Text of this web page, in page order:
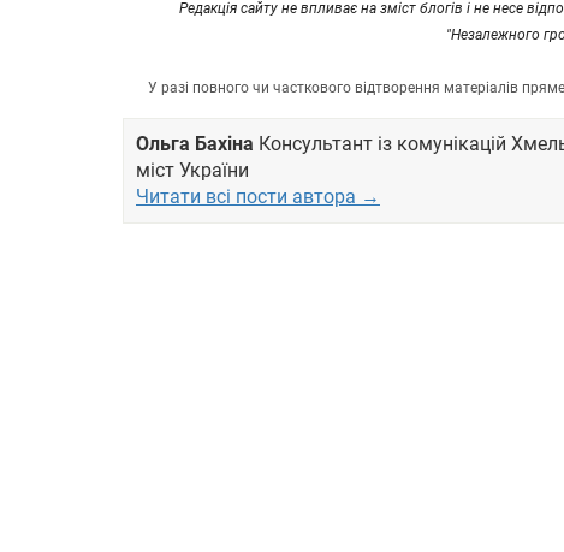
Редакція сайту не впливає на зміст блогів і не несе
"Незалежного
У разі повного чи часткового відтворення матеріалів
Ольга Бахіна Консультант із комунікацій
міст України
Читати всі пости автора →